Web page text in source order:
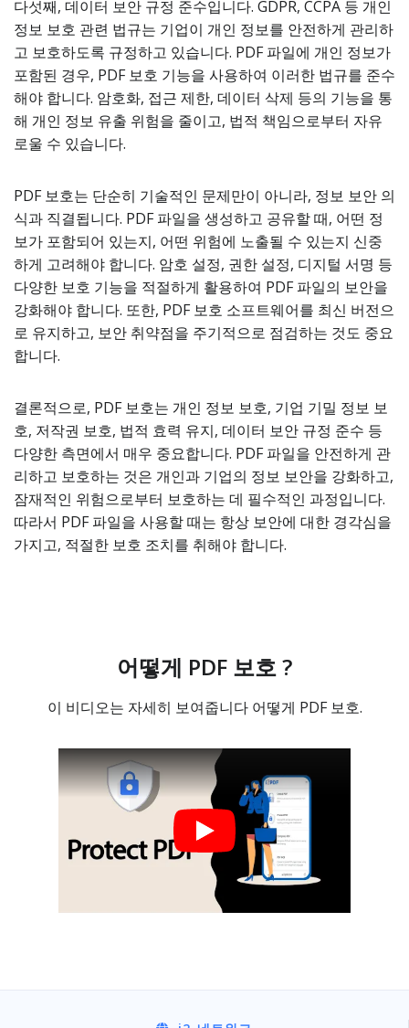
다섯째, 데이터 보안 규정 준수입니다. GDPR, CCPA 등 개인
정보 보호 관련 법규는 기업이 개인 정보를 안전하게 관리하
고 보호하도록 규정하고 있습니다. PDF 파일에 개인 정보가
포함된 경우, PDF 보호 기능을 사용하여 이러한 법규를 준수
해야 합니다. 암호화, 접근 제한, 데이터 삭제 등의 기능을 통
해 개인 정보 유출 위험을 줄이고, 법적 책임으로부터 자유
로울 수 있습니다.
PDF 보호는 단순히 기술적인 문제만이 아니라, 정보 보안 의
식과 직결됩니다. PDF 파일을 생성하고 공유할 때, 어떤 정
보가 포함되어 있는지, 어떤 위험에 노출될 수 있는지 신중
하게 고려해야 합니다. 암호 설정, 권한 설정, 디지털 서명 등
다양한 보호 기능을 적절하게 활용하여 PDF 파일의 보안을
강화해야 합니다. 또한, PDF 보호 소프트웨어를 최신 버전으
로 유지하고, 보안 취약점을 주기적으로 점검하는 것도 중요
합니다.
결론적으로, PDF 보호는 개인 정보 보호, 기업 기밀 정보 보
호, 저작권 보호, 법적 효력 유지, 데이터 보안 규정 준수 등
다양한 측면에서 매우 중요합니다. PDF 파일을 안전하게 관
리하고 보호하는 것은 개인과 기업의 정보 보안을 강화하고,
잠재적인 위험으로부터 보호하는 데 필수적인 과정입니다.
따라서 PDF 파일을 사용할 때는 항상 보안에 대한 경각심을
가지고, 적절한 보호 조치를 취해야 합니다.
어떻게 PDF 보호 ?
이 비디오는 자세히 보여줍니다 어떻게 PDF 보호.